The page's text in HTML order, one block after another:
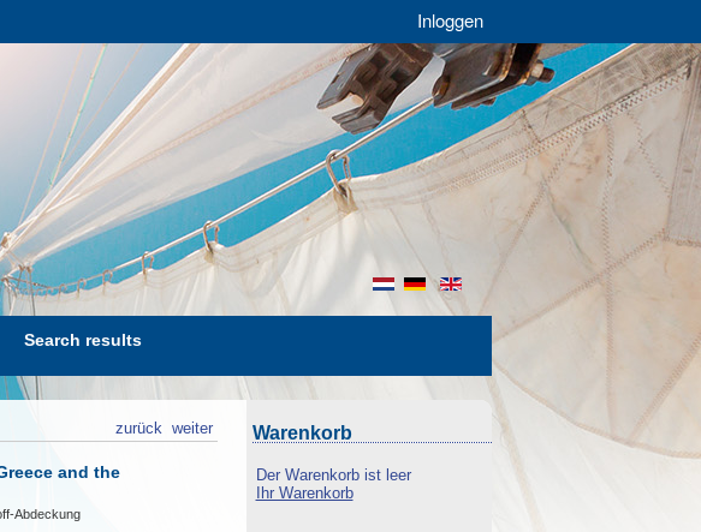
Inloggen
en
de
nl
Search results
weiter
zurück
and the
Abdeckung
Warenkorb
Der Warenkorb ist leer
Ihr Warenkorb